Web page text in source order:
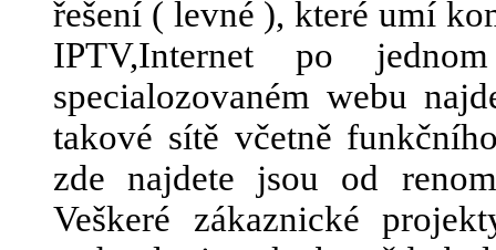
řešení ( levné ), které umí
IPTV,Internet po
specialozovaném webu
takové sítě včetně
zde najdete jsou od
Veškeré zákaznické